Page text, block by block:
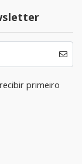
primeiro